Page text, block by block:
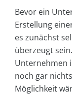
Bevor ein
Erstellung
es zunächst
überzeugt
Unternehmen
noch gar
Möglichkeit